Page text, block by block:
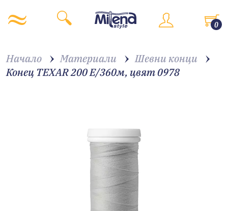
0
Начало Материали
Шевни конци
Конец TEXAR 200 E/360м, цвят 0978